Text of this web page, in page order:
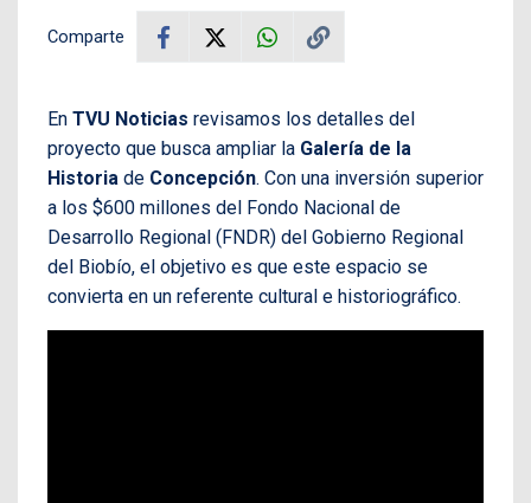
Comparte
En TVU Noticias revisamos los detalles del
proyecto que busca ampliar la Galería de la
Historia de Concepción. Con una inversión superior
a los $600 millones del Fondo Nacional de
Desarrollo Regional (FNDR) del Gobierno Regional
del Biobío, el objetivo es que este espacio se
convierta en un referente cultural e historiográfico.